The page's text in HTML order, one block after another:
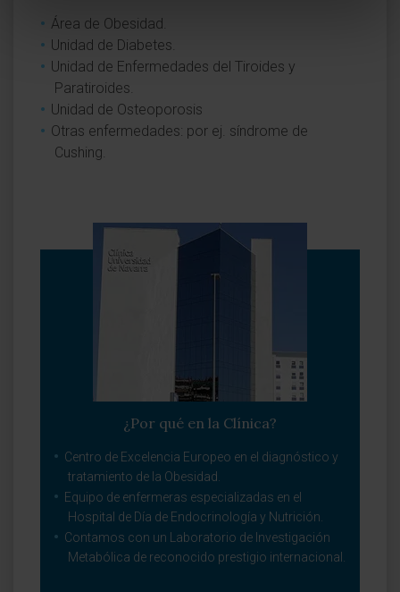
Área de Obesidad.
Unidad de Diabetes.
Unidad de Enfermedades del Tiroides y
Paratiroides.
Unidad de Osteoporosis
Otras enfermedades: por ej. síndrome de
Cushing.
¿Por qué en la Clínica?
Centro de Excelencia Europeo en el diagnóstico y
tratamiento de la Obesidad.
Equipo de enfermeras especializadas en el
Hospital de Día de Endocrinología y Nutrición.
Contamos con un Laboratorio de Investigación
Metabólica de reconocido prestigio internacional.